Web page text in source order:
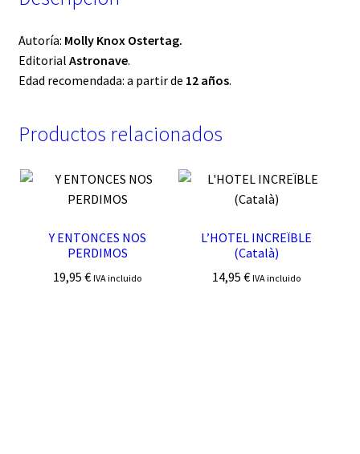
Autoría: Molly Knox Ostertag.
Editorial Astronave.
Edad recomendada: a partir de 12 años.
Productos relacionados
Y ENTONCES NOS
PERDIMOS
19,95€ IVA incluido
L’HOTEL INCREÏBLE
(Català)
14,95 € IVA incluido